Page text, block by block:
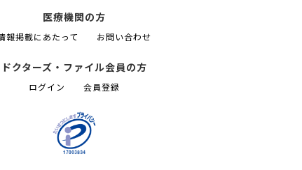
医療機関の方
報掲載にあたって お問い合わせ
ドクターズ・ファイル会員の方
ログイン 会員登録